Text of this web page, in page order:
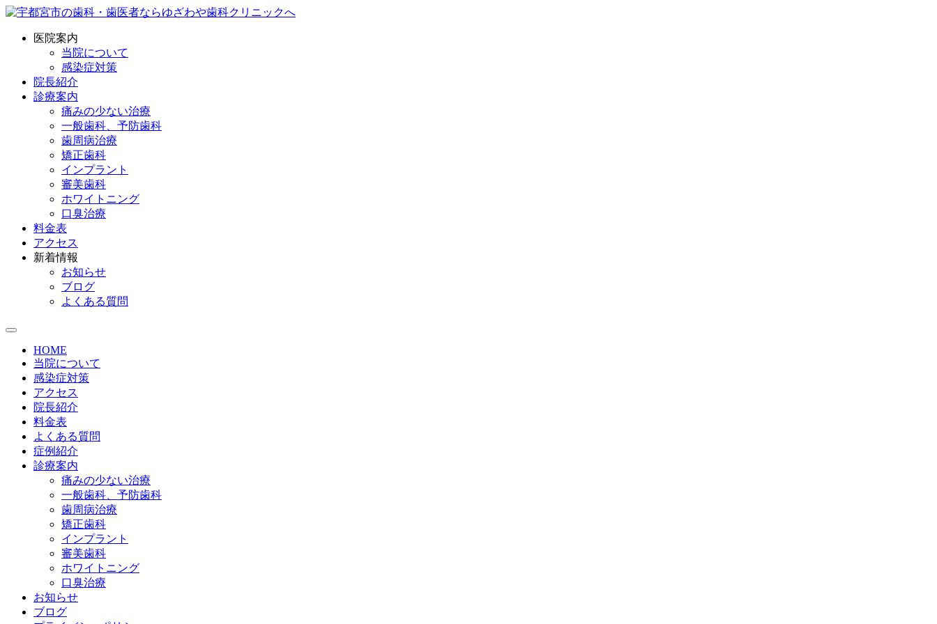
医院案内
当院について
感染症対策
院長紹介
診療案内
痛みの少ない治療
一般歯科、予防歯科
歯周病治療
矯正歯科
インプラント
審美歯科
ホワイトニング
口臭治療
料金表
アクセス
新着情報
お知らせ
ブログ
よくある質問
HOME
当院について
感染症対策
アクセス
院長紹介
料金表
よくある質問
症例紹介
診療案内
痛みの少ない治療
一般歯科、予防歯科
歯周病治療
矯正歯科
インプラント
審美歯科
ホワイトニング
口臭治療
お知らせ
ブログ